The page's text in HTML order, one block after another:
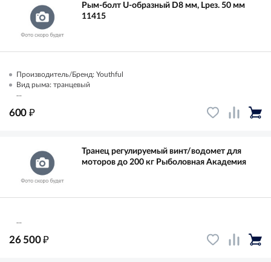
Рым-болт U-образный D8 мм, Lрез. 50 мм
11415
Производитель/Бренд: Youthful
Вид рыма: транцевый
...
600 ₽
Транец регулируемый винт/водомет для
моторов до 200 кг Рыболовная Академия
...
26 500₽